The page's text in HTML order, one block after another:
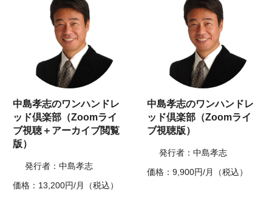
中島孝志のワンハンドレ
ッド倶楽部（Zoomライ
ブ視聴＋アーカイブ閲覧
版）
発行者：中島孝志
価格：13,200円/月（税込）
中島孝志のワンハンドレ
ッド倶楽部（Zoomライ
ブ視聴版）
発行者：中島孝志
価格：9,900円/月（税込）